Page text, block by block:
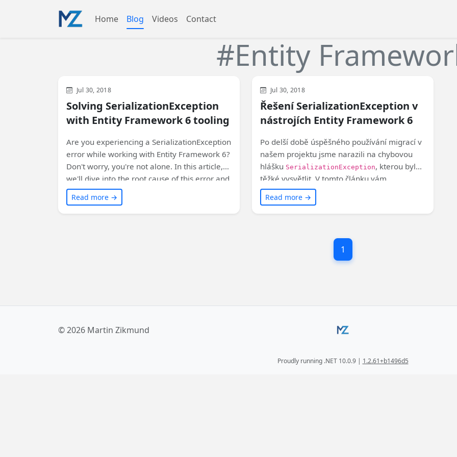
Home Blog Videos Contact
#Entity
Visual Studio
Jul 30, 2018
Solving SerializationException
with Entity Framework 6 tooling
Are you experiencing a SerializationException
error while working with Entity Framework 6?
Don't worry, you're not alone. In this article,
we'll dive into the root cause of this error and
the solution that may surprise you. Don't miss
out on the unexpected twist that led us to fix
this issue!
Read more →
Visual Studio
Jul 30, 2018
Řešení SerializationException v
nástrojích Entity Framework 6
Po delší době úspěšného používání migrací v
našem projektu jsme narazili na chybovou
hlášku SerializationException, kterou bylo
těžké vysvětlit. V tomto článku vám
představím řešení, které jsme objevili a které
vyřešilo náš problém.
Read more →
1
© 2026 Martin Zikmund
Proudly running .NET 10.0.9 | 1.2.61+b1496d5